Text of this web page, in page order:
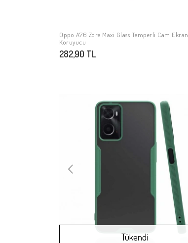
SEPETE EKLE
Oppo A76 Zore Maxi Glass Temperli Cam Ekran
Koruyucu
282,90 TL
Tükendi